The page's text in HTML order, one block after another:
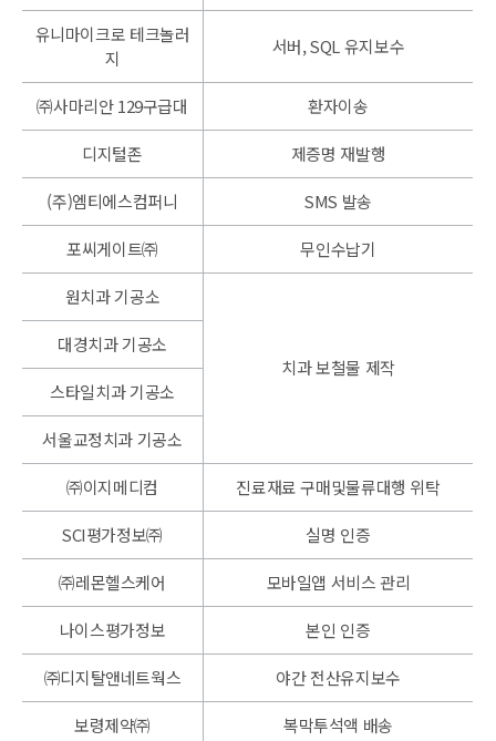
유니마이크로 테크놀러
지
서버, SQL 유지보수
㈜사마리안 129구급대 환자이송
디지털존 제증명 재발행
(주)엠티에스컴퍼니 SMS 발송
포씨게이트㈜ 무인수납기
원치과 기공소
치과 보철물 제작
대경치과 기공소
스타일치과 기공소
서울교정치과 기공소
㈜이지메디컴 진료재료 구매및물류대행 위탁
SCI평가정보㈜ 실명 인증
㈜레몬헬스케어 모바일앱 서비스 관리
나이스평가정보 본인 인증
㈜디지탈앤네트웍스 야간 전산유지보수
보령제약㈜ 복막투석액 배송